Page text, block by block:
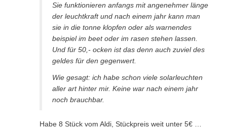
Sie funktionieren anfangs mit angenehmer länge
der leuchtkraft und nach einem jahr kann man
sie in die tonne klopfen oder als warnendes
beispiel im beet oder im rasen stehen lassen.
Und für 50,- ocken ist das denn auch zuviel des
geldes für den gegenwert.
Wie gesagt: ich habe schon viele solarleuchten
aller art hinter mir. Keine war nach einem jahr
noch brauchbar.
Habe 8 Stück vom Aldi, Stückpreis weit unter 5€ …